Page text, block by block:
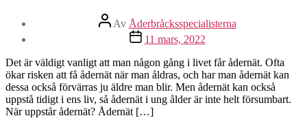
Inläggsförfattare
Av Åderbråcksspecialisterna
Inläggsdatum
11 mars, 2022
Det är väldigt vanligt att man någon gång i livet får ådernät. Ofta
ökar risken att få ådernät när man åldras, och har man ådernät kan
dessa också förvärras ju äldre man blir. Men ådernät kan också
uppstå tidigt i ens liv, så ådernät i ung ålder är inte helt försumbart.
När uppstår ådernät? Ådernät […]